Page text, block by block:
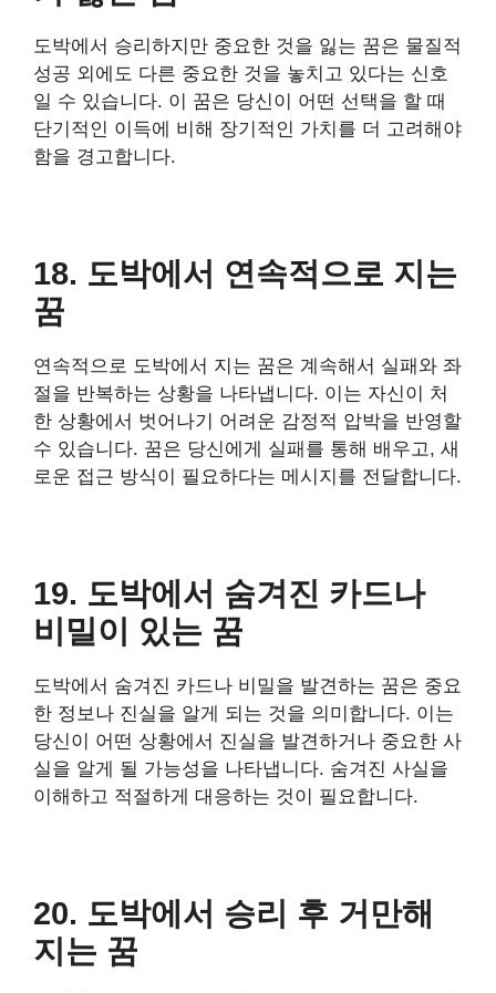
도박에서 승리하지만 중요한 것을 잃는 꿈은 물질적
성공 외에도 다른 중요한 것을 놓치고 있다는 신호
일 수 있습니다. 이 꿈은 당신이 어떤 선택을 할 때
단기적인 이득에 비해 장기적인 가치를 더 고려해야
함을 경고합니다.
18. 도박에서 연속적으로 지는
꿈
연속적으로 도박에서 지는 꿈은 계속해서 실패와 좌
절을 반복하는 상황을 나타냅니다. 이는 자신이 처
한 상황에서 벗어나기 어려운 감정적 압박을 반영할
수 있습니다. 꿈은 당신에게 실패를 통해 배우고, 새
로운 접근 방식이 필요하다는 메시지를 전달합니다.
19. 도박에서 숨겨진 카드나
비밀이 있는 꿈
도박에서 숨겨진 카드나 비밀을 발견하는 꿈은 중요
한 정보나 진실을 알게 되는 것을 의미합니다. 이는
당신이 어떤 상황에서 진실을 발견하거나 중요한 사
실을 알게 될 가능성을 나타냅니다. 숨겨진 사실을
이해하고 적절하게 대응하는 것이 필요합니다.
20. 도박에서 승리 후 거만해
지는 꿈